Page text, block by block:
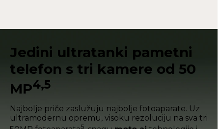
Jedini ultratanki pametni
telefon s tri kamere od 50
MP4,5
Najbolje priče zaslužuju najbolje fotoaparate. Uz
ultramodernu opremu, visoku rezoluciju na sva tri
5